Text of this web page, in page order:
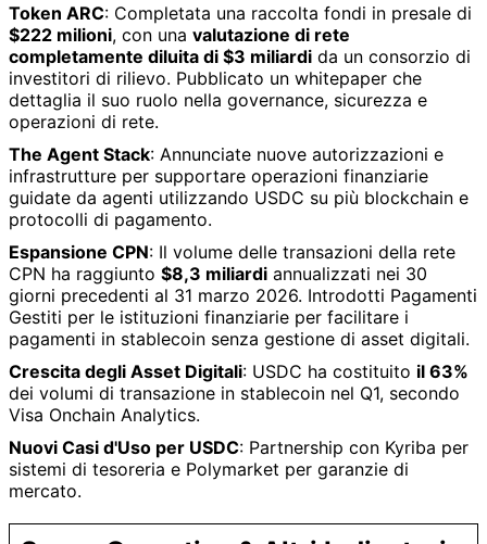
Token ARC: Completata una raccolta fondi in presale di
$222 milioni, con una valutazione di rete
completamente diluita di $3 miliardi da un consorzio di
investitori di rilievo. Pubblicato un whitepaper che
dettaglia il suo ruolo nella governance, sicurezza e
operazioni di rete.
The Agent Stack: Annunciate nuove autorizzazioni e
infrastrutture per supportare operazioni finanziarie
guidate da agenti utilizzando USDC su più blockchain e
protocolli di pagamento.
Espansione CPN: Il volume delle transazioni della rete
CPN ha raggiunto $8,3 miliardi annualizzati nei 30
giorni precedenti al 31 marzo 2026. Introdotti Pagamenti
Gestiti per le istituzioni finanziarie per facilitare i
pagamenti in stablecoin senza gestione di asset digitali.
Crescita degli Asset Digitali: USDC ha costituito il 63%
dei volumi di transazione in stablecoin nel Q1, secondo
Visa Onchain Analytics.
Nuovi Casi d'Uso per USDC: Partnership con Kyriba per
sistemi di tesoreria e Polymarket per garanzie di
mercato.